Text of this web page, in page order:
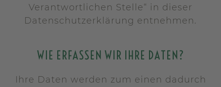
Verantwortlichen Stelle“ in dieser
Datenschutzerklärung entnehmen.
WIE ERFASSEN WIR IHRE DATEN?
Ihre Daten werden zum einen dadurch